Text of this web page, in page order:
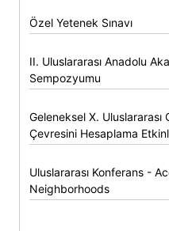
Özel Yetenek Sınavı
II. Uluslararası Anadolu
Sempozyumu
Geleneksel X.
Çevresini Hesaplama
Uluslararası Konferans -
Neighborhoods